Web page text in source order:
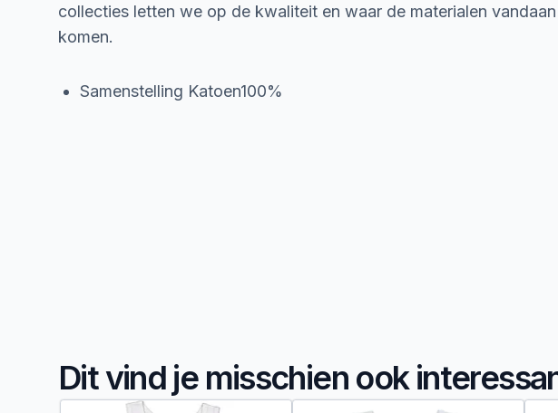
collecties letten we op de kwaliteit en waar de materialen vandaan
komen.
Samenstelling Katoen100%
Dit vind je misschien ook